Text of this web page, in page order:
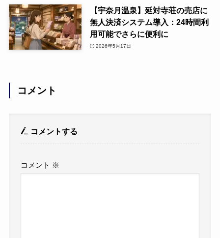
【宇奈月温泉】延対寺荘の売店に
無人決済システム導入：24時間利
用可能でさらに便利に
2026年5月17日
コメント
コメントする
コメント ※